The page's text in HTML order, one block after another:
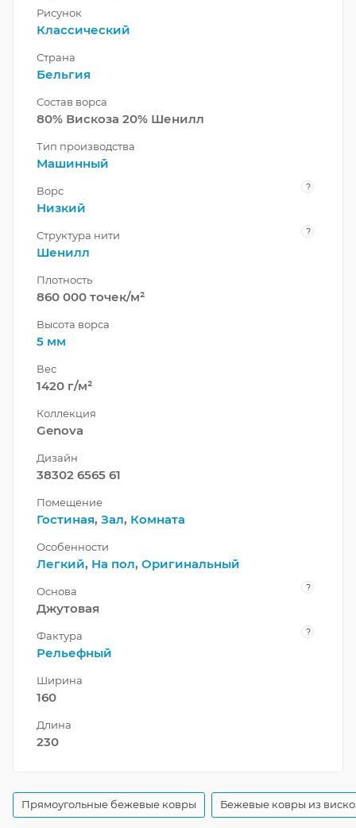
Рисунок
Классический
Страна
Бельгия
Состав ворса
80% Вискоза 20% Шенилл
Тип производства
Машинный
Ворс ?
Низкий
Структура нити ?
Шенилл
Плотность
860 000 точек/м²
Высота ворса
5 мм
Вес
1420 г/м²
Коллекция
Genova
Дизайн
38302 6565 61
Помещение
Гостиная, Зал, Комната
Особенности
Легкий, На пол, Оригинальный
Основа ?
Джутовая
Фактура ?
Рельефный
Ширина
160
Длина
230
Прямоугольные бежевые ковры Бежевые ковры из